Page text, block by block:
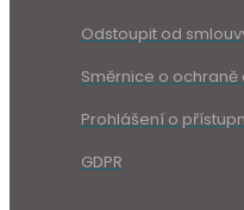
Odstoupit od
Směrnice o
Prohlášení o
GDPR